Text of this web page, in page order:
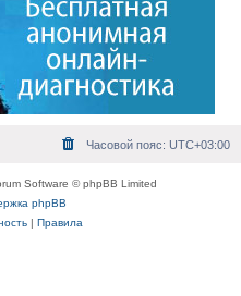
Часовой пояс: UTC+03:00
Software © phpBB Limited
phpBB
| Правила